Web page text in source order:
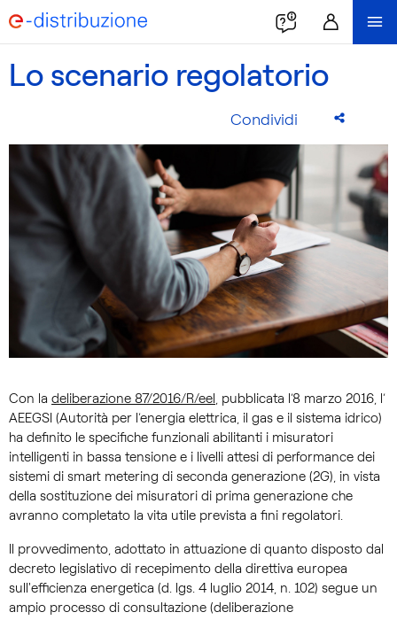
Lo scenario regolatorio
Condividi
Con la deliberazione 87/2016/R/eel, pubblicata l’8 marzo 2016, l’
AEEGSI (Autorità per l’energia elettrica, il gas e il sistema idrico)
ha definito le specifiche funzionali abilitanti i misuratori
intelligenti in bassa tensione e i livelli attesi di performance dei
sistemi di smart metering di seconda generazione (2G), in vista
della sostituzione dei misuratori di prima generazione che
avranno completato la vita utile prevista a fini regolatori.
Il provvedimento, adottato in attuazione di quanto disposto dal
decreto legislativo di recepimento della direttiva europea
sull'efficienza energetica (d. lgs. 4 luglio 2014, n. 102) segue un
ampio processo di consultazione (deliberazione